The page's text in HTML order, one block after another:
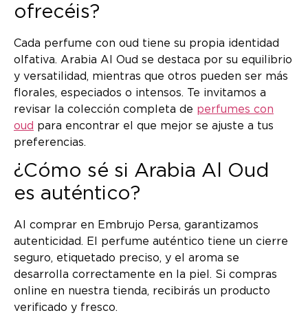
ofrecéis?
Cada perfume con oud tiene su propia identidad
olfativa. Arabia Al Oud se destaca por su equilibrio
y versatilidad, mientras que otros pueden ser más
florales, especiados o intensos. Te invitamos a
revisar la colección completa de perfumes con
oud para encontrar el que mejor se ajuste a tus
preferencias.
¿Cómo sé si Arabia Al Oud
es auténtico?
Al comprar en Embrujo Persa, garantizamos
autenticidad. El perfume auténtico tiene un cierre
seguro, etiquetado preciso, y el aroma se
desarrolla correctamente en la piel. Si compras
online en nuestra tienda, recibirás un producto
verificado y fresco.